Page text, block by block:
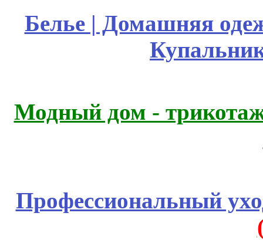
Белье | Домашняя
Модный дом -
Профессиональный